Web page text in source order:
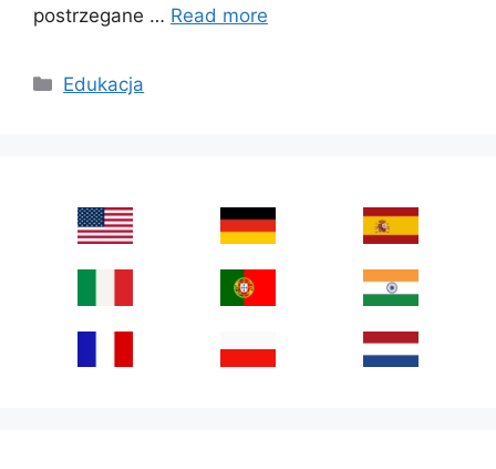
postrzegane … Read more
Categories
Edukacja